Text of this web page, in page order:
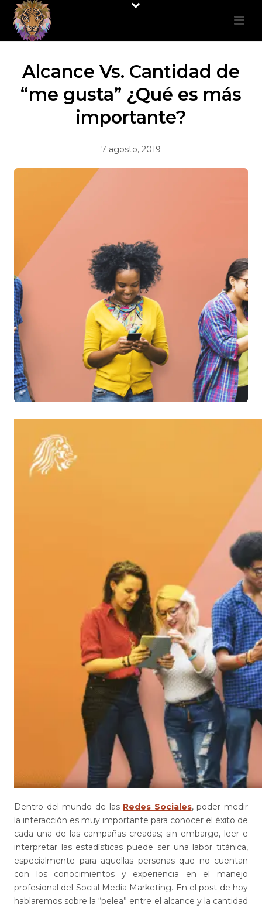
Alcance Vs. Cantidad de
“me gusta” ¿Qué es más
importante?
7 agosto, 2019
Dentro del mundo de las Redes Sociales, poder medir
la interacción es muy importante para conocer el éxito de
cada una de las campañas creadas; sin embargo, leer e
interpretar las estadísticas puede ser una labor titánica,
especialmente para aquellas personas que no cuentan
con los conocimientos y experiencia en el manejo
profesional del Social Media Marketing. En el post de hoy
hablaremos sobre la “pelea” entre el alcance y la cantidad